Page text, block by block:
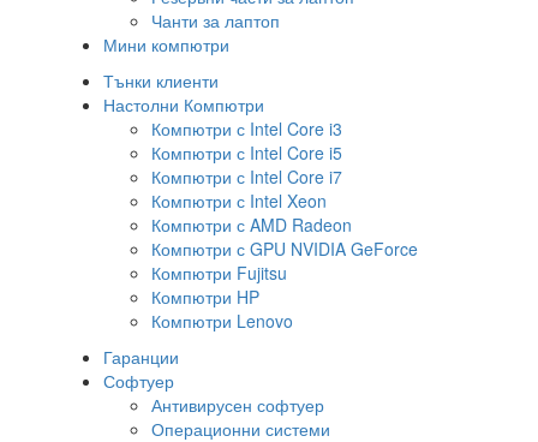
Чанти за лаптоп
Мини компютри
Тънки клиенти
Настолни Компютри
Компютри с Intel Core i3
Компютри с Intel Core i5
Компютри с Intel Core i7
Компютри с Intel Xeon
Компютри с AMD Radeon
Компютри с GPU NVIDIA GeForce
Компютри Fujitsu
Компютри HP
Компютри Lenovo
Гаранции
Софтуер
Антивирусен софтуер
Операционни системи